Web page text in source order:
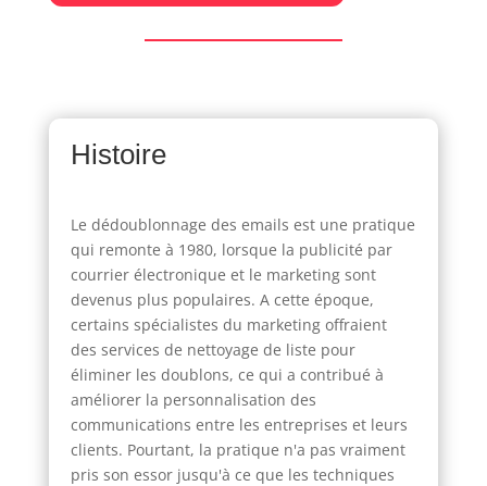
Histoire
Le dédoublonnage des emails est une pratique
qui remonte à 1980, lorsque la publicité par
courrier électronique et le marketing sont
devenus plus populaires. A cette époque,
certains spécialistes du marketing offraient
des services de nettoyage de liste pour
éliminer les doublons, ce qui a contribué à
améliorer la personnalisation des
communications entre les entreprises et leurs
clients. Pourtant, la pratique n'a pas vraiment
pris son essor jusqu'à ce que les techniques